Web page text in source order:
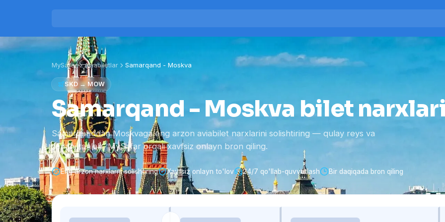
MySafar Aviabiletlar Samarqand - Moskva
SKD → MOW
Samarqand - Moskva bilet
Samarqanddan Moskvaga eng arzon aviabilet narxlarini solishtiring — qulay reys va
sanani tanlab, MySafar orqali xavfsiz onlayn bron qiling.
Eng arzon narxlarni solishtiring Xavfsiz onlayn to'lov 24/7 qo'llab-quvvatlash Bir daqiqada bron qiling